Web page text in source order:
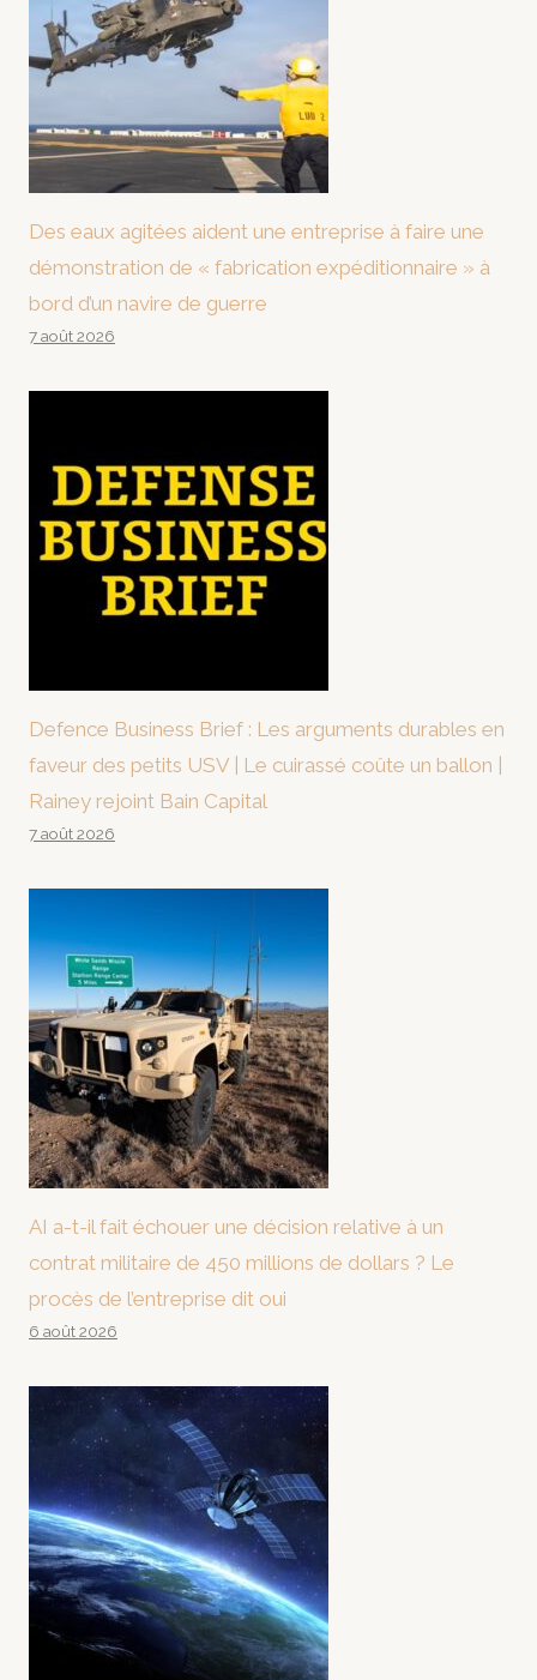
Des eaux agitées aident une entreprise à faire une
démonstration de « fabrication expéditionnaire » à
bord d’un navire de guerre
7 août 2026
Defence Business Brief : Les arguments durables en
faveur des petits USV | Le cuirassé coûte un ballon |
Rainey rejoint Bain Capital
7 août 2026
AI a-t-il fait échouer une décision relative à un
contrat militaire de 450 millions de dollars ? Le
procès de l’entreprise dit oui
6 août 2026